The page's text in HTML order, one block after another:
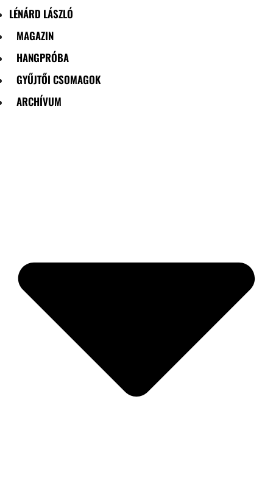
LÉNÁRD LÁSZLÓ
MAGAZIN
HANGPRÓBA
GYŰJTŐI CSOMAGOK
ARCHÍVUM